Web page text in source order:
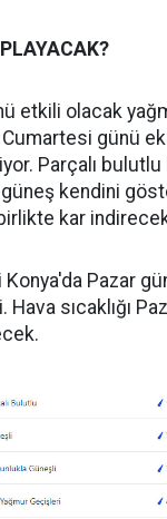
etkili olacak
Cumartesi günü
Parçalı bulutlu
kendini
kar
Pazar
sıcaklığı